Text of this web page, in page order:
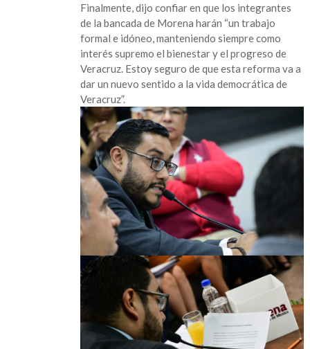
Finalmente, dijo confiar en que los integrantes
de la bancada de Morena harán “un trabajo
formal e idóneo, manteniendo siempre como
interés supremo el bienestar y el progreso de
Veracruz. Estoy seguro de que esta reforma va a
dar un nuevo sentido a la vida democrática de
Veracruz”.